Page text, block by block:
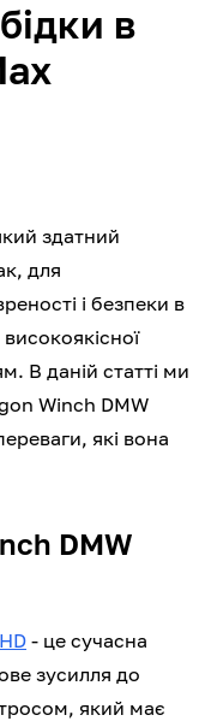
в
здатний
для
і безпеки в
В даній статті ми
Winch DMW
які вона
DMW
- це сучасна
зусилля до
який має